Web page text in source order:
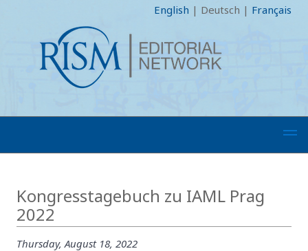
English | Deutsch | Français
Kongresstagebuch zu IAML Prag
2022
Thursday, August 18, 2022